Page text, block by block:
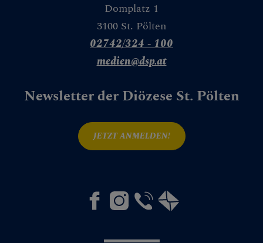
Domplatz 1
3100 St. Pölten
02742/324 - 100
medien@dsp.at
Newsletter der Diözese St. Pölten
JETZT ANMELDEN!